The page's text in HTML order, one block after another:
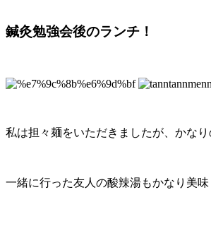
鍼灸勉強会後のランチ！
私は担々麺をいただきましたが、かな
一緒に行った友人の酸辣湯もかなり美味